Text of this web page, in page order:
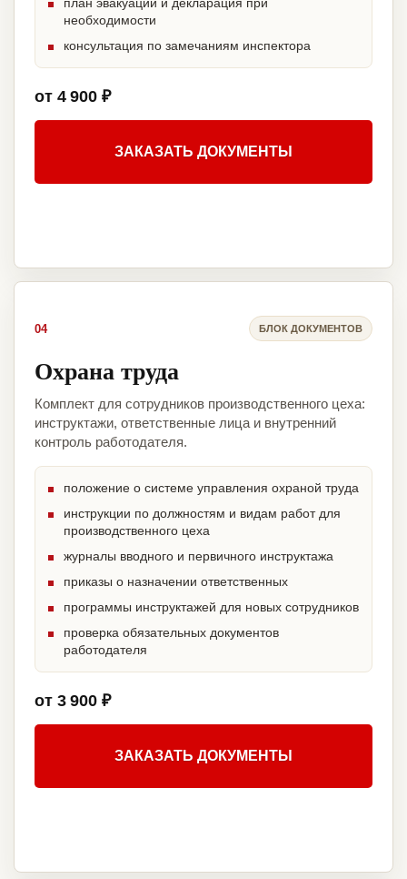
необходимости
консультация по замечаниям инспектора
от 4 900 ₽
ЗАКАЗАТЬ ДОКУМЕНТЫ
04 БЛОК ДОКУМЕНТОВ
Охрана труда
Комплект для сотрудников производственного цеха:
инструктажи, ответственные лица и внутренний
контроль работодателя.
положение о системе управления охраной труда
инструкции по должностям и видам работ для
производственного цеха
журналы вводного и первичного инструктажа
приказы о назначении ответственных
программы инструктажей для новых сотрудников
проверка обязательных документов
работодателя
от 3 900 ₽
ЗАКАЗАТЬ ДОКУМЕНТЫ